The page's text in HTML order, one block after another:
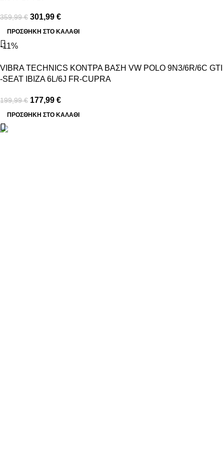
359,99€ 301,99 €
ΠΡΟΣΘΉΚΗ ΣΤΟ ΚΑΛΆΘΙ
-11%
VIBRA TECHNICS ΚΟΝΤΡΑ ΒΑΣΗ VW POLO 9N3/6R/6C GTI
-SEAT IBIZA 6L/6J FR-CUPRA
199,99€ 177,99 €
ΠΡΟΣΘΉΚΗ ΣΤΟ ΚΑΛΆΘΙ